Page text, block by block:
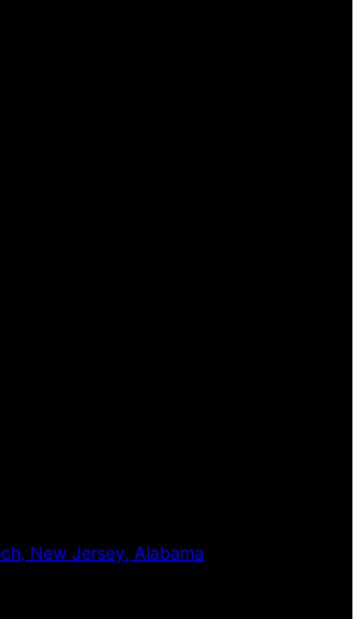
New Jersey, Alabama